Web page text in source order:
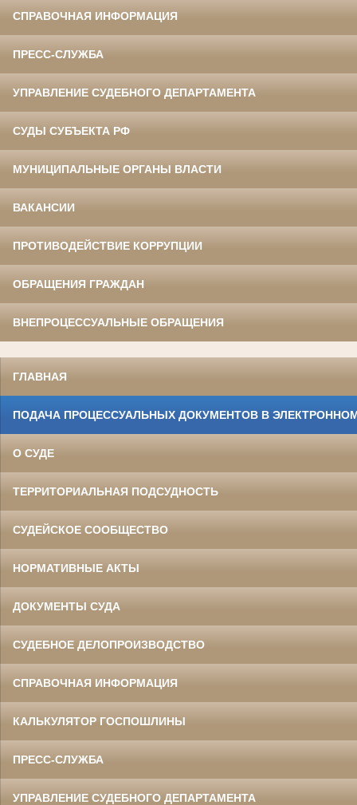
СПРАВОЧНАЯ ИНФОРМАЦИЯ
ПРЕСС-СЛУЖБА
УПРАВЛЕНИЕ СУДЕБНОГО ДЕПАРТАМЕНТА
СУДЫ СУБЪЕКТА РФ
МУНИЦИПАЛЬНЫЕ ОРГАНЫ ВЛАСТИ
ВАКАНСИИ
ПРОТИВОДЕЙСТВИЕ КОРРУПЦИИ
ОБРАЩЕНИЯ ГРАЖДАН
ВНЕПРОЦЕССУАЛЬНЫЕ ОБРАЩЕНИЯ
ГЛАВНАЯ
ПОДАЧА ПРОЦЕССУАЛЬНЫХ ДОКУМЕНТОВ В
О СУДЕ
ТЕРРИТОРИАЛЬНАЯ ПОДСУДНОСТЬ
СУДЕЙСКОЕ СООБЩЕСТВО
НОРМАТИВНЫЕ АКТЫ
ДОКУМЕНТЫ СУДА
СУДЕБНОЕ ДЕЛОПРОИЗВОДСТВО
СПРАВОЧНАЯ ИНФОРМАЦИЯ
КАЛЬКУЛЯТОР ГОСПОШЛИНЫ
ПРЕСС-СЛУЖБА
УПРАВЛЕНИЕ СУДЕБНОГО ДЕПАРТАМЕНТА